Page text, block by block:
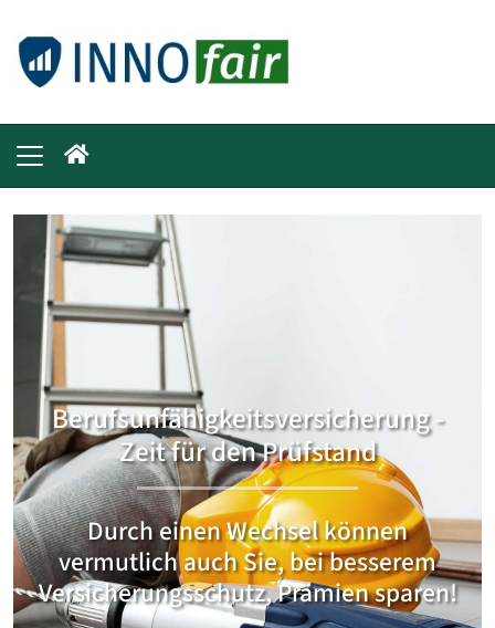
Berufsunfähigkeitsversicherung -
Zeit für den Prüfstand
Durch einen Wechsel können
vermutlich auch Sie, bei besserem
Versicherungsschutz, Prämien sparen!